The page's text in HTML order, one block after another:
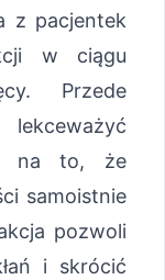
z pacjentek
w ciągu
Przede
na to, że
samoistnie
pozwoli
i skrócić